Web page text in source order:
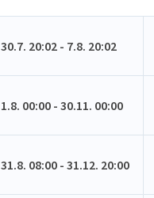
30.7. 20:02 - 7.8. 20:02
1.8. 00:00 - 30.11. 00:00
31.8. 08:00 - 31.12. 20:00